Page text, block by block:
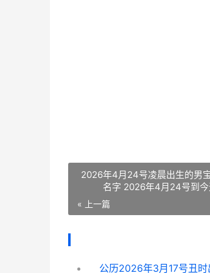
2026年4月24号凌晨出生的男
名字 2026年4月24号到
« 上一篇